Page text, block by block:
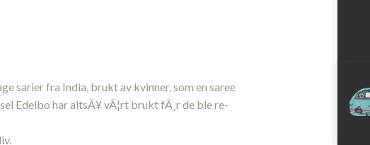
sarier fra India, brukt av kvinner, som en saree
Edelbo har altsÃ¥ vÃ¦rt brukt fÃ¸r de ble re-